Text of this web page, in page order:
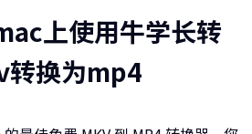
上使用牛学长转
换为mp4